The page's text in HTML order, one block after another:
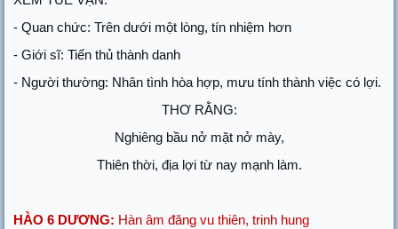
- Quan chức: Trên dưới một lòng, tín nhiệm hơn
- Giới sĩ: Tiến thủ thành danh
- Người thường: Nhân tình hòa hợp, mưu tính thành việc có lợi.
THƠ RẰNG:
Nghiêng bầu nở mặt nở mày,
Thiên thời, địa lợi từ nay mạnh làm.
HÀO 6 DƯƠNG: Hàn âm đăng vu thiên, trinh hung